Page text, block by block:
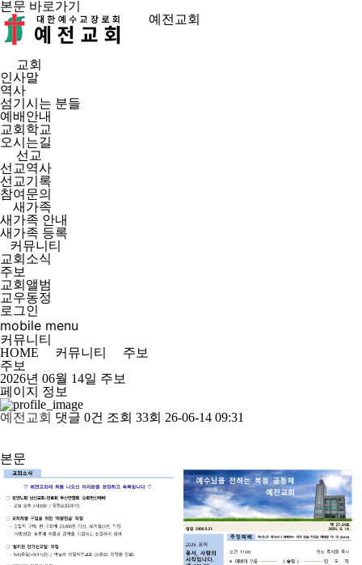
본문 바로가기
예전교회
교회
인사말
역사
섬기시는 분들
예배안내
교회학교
오시는길
선교
선교역사
선교기록
참여문의
새가족
새가족 안내
새가족 등록
커뮤니티
교회소식
주보
교회앨범
교우동정
로그인
mobile menu
커뮤니티
HOME
커뮤니티
주보
주보
2026년 06월 14일 주보
페이지 정보
예전교회 댓글 0건 조회 33회 26-06-14 09:31
본문